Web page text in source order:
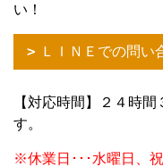
い！
ＬＩＮＥでの問い
【対応時間】２４時
す。
※休業日･･･水曜日、祝